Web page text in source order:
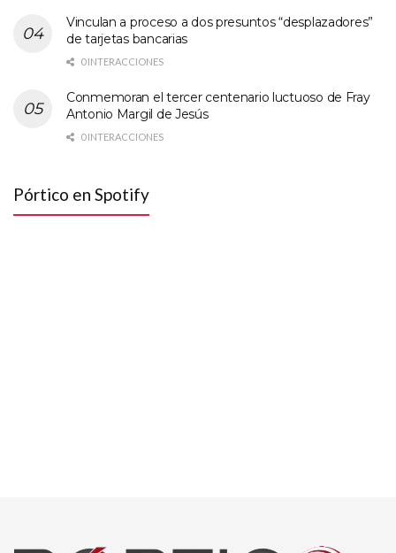
Vinculan a proceso a dos presuntos “desplazadores”
de tarjetas bancarias
0 INTERACCIONES
Conmemoran el tercer centenario luctuoso de Fray
Antonio Margil de Jesús
0 INTERACCIONES
Pórtico en Spotify